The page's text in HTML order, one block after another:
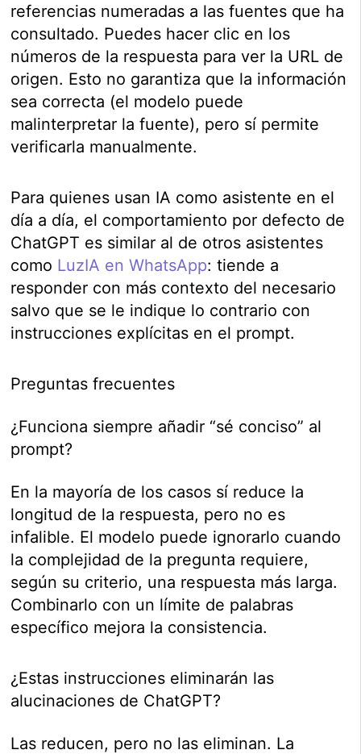
referencias numeradas a las fuentes que ha
consultado. Puedes hacer clic en los
números de la respuesta para ver la URL de
origen. Esto no garantiza que la información
sea correcta (el modelo puede
malinterpretar la fuente), pero sí permite
verificarla manualmente.
Para quienes usan IA como asistente en el
día a día, el comportamiento por defecto de
ChatGPT es similar al de otros asistentes
como LuzIA en WhatsApp: tiende a
responder con más contexto del necesario
salvo que se le indique lo contrario con
instrucciones explícitas en el prompt.
Preguntas frecuentes
¿Funciona siempre añadir “sé conciso” al
prompt?
En la mayoría de los casos sí reduce la
longitud de la respuesta, pero no es
infalible. El modelo puede ignorarlo cuando
la complejidad de la pregunta requiere,
según su criterio, una respuesta más larga.
Combinarlo con un límite de palabras
específico mejora la consistencia.
¿Estas instrucciones eliminarán las
alucinaciones de ChatGPT?
Las reducen, pero no las eliminan. La